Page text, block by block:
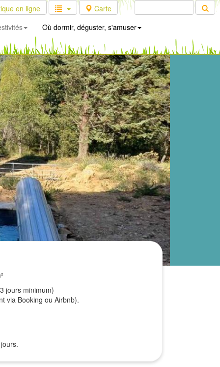
en ligne
Carte
Où dormir, déguster, s'amuser
jours minimum)
via Booking ou Airbnb).